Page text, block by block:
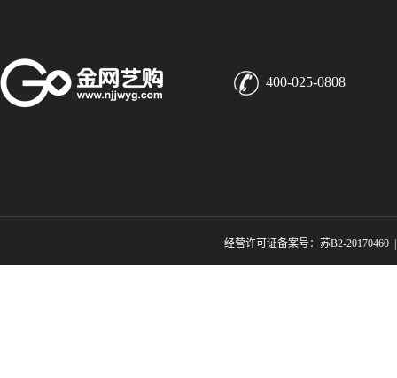
400-025-0808
经营许可证备案号：苏B2-20170460